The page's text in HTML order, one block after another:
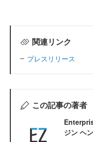
関連リンク
プレスリリース
この記事の著者
ジン ヘ